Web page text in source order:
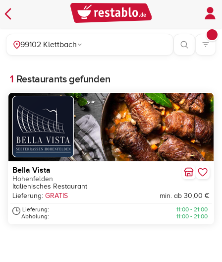
99102 Klettbach
1 Restaurants gefunden
Bella Vista
Hohenfelden
Italienisches Restaurant
Lieferung: GRATIS min. ab 30,00 €
Lieferung:
Abholung:
11:00 - 21:00
11:00 - 21:00